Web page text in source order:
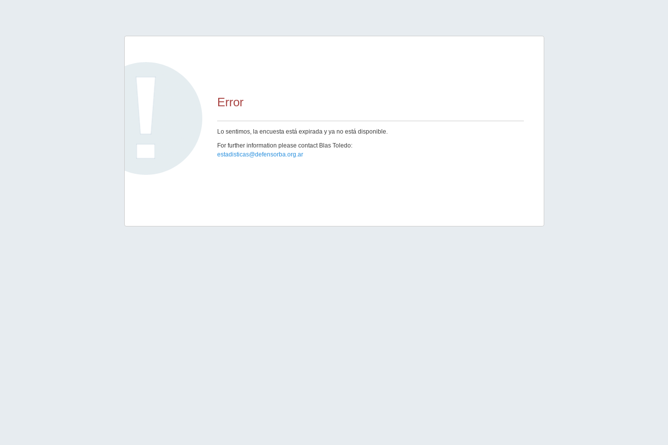
Error
Lo sentimos, la encuesta está expirada y ya no está disponible.
For further information please contact Blas Toledo:
estadisticas@defensorba.org.ar